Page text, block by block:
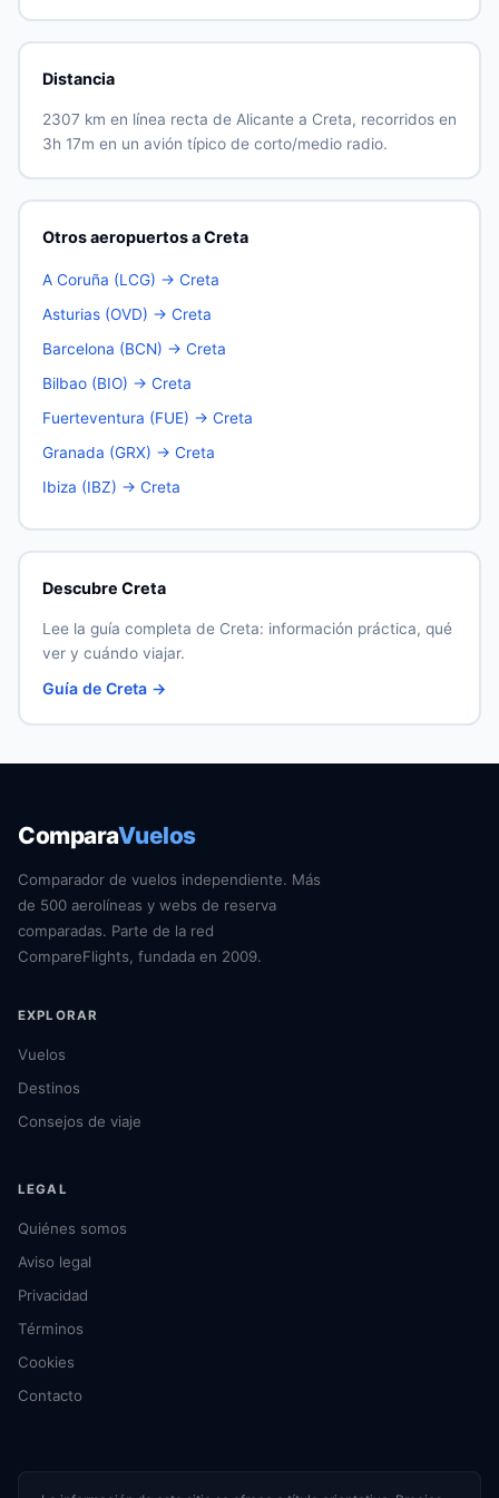
Distancia
2307 km en línea recta de Alicante a Creta, recorridos en
3h 17m en un avión típico de corto/medio radio.
Otros aeropuertos a Creta
A Coruña (LCG) → Creta
Asturias (OVD) → Creta
Barcelona (BCN) → Creta
Bilbao (BIO) → Creta
Fuerteventura (FUE) → Creta
Granada (GRX) → Creta
Ibiza (IBZ) → Creta
Descubre Creta
Lee la guía completa de Creta: información práctica, qué
ver y cuándo viajar.
Guía de Creta →
ComparaVuelos
Comparador de vuelos independiente. Más
de 500 aerolíneas y webs de reserva
comparadas. Parte de la red
CompareFlights, fundada en 2009.
EXPLORAR
Vuelos
Destinos
Consejos de viaje
LEGAL
Quiénes somos
Aviso legal
Privacidad
Términos
Cookies
Contacto